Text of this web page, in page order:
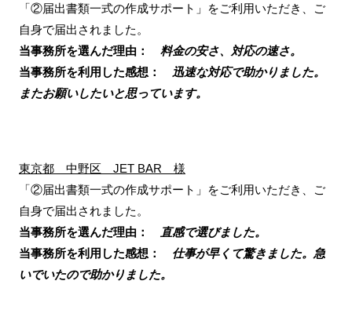
「②届出書類一式の作成サポート」をご利用いただき、ご
自身で届出されました。
当事務所を選んだ理由：
料金の安さ、対応の速さ。
当事務所を利用した感想：
迅速な対応で助かりました。
またお願いしたいと思っています。
東京都 中野区 JET BAR 様
「②届出書類一式の作成サポート」をご利用いただき、ご
自身で届出されました。
当事務所を選んだ理由：
直感で選びました。
当事務所を利用した感想：
仕事が早くて驚きました。急
いでいたので助かりました。